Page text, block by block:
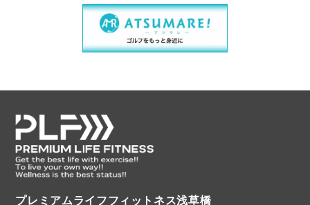
プレミアムライフフィットネス浅草橋